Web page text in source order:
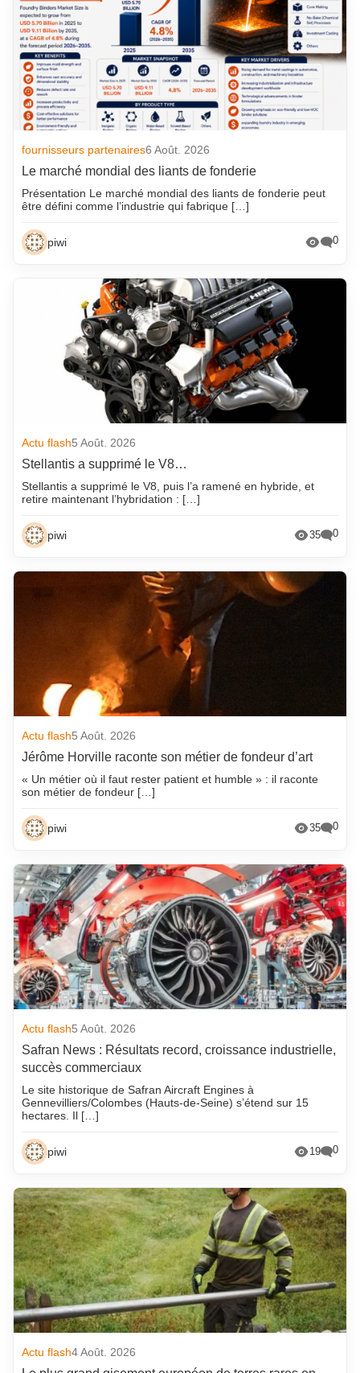
fournisseurs partenaires6 Août. 2026
Le marché mondial des liants de fonderie
Présentation Le marché mondial des liants de fonderie peut
être défini comme l’industrie qui fabrique […]
piwi 0
Actu flash5 Août. 2026
Stellantis a supprimé le V8…
Stellantis a supprimé le V8, puis l’a ramené en hybride, et
retire maintenant l’hybridation : […]
piwi 35 0
Actu flash5 Août. 2026
Jérôme Horville raconte son métier de fondeur d’art
« Un métier où il faut rester patient et humble » : il raconte
son métier de fondeur […]
piwi 35 0
Actu flash5 Août. 2026
Safran News : Résultats record, croissance industrielle,
succès commerciaux
Le site historique de Safran Aircraft Engines à
Gennevilliers/Colombes (Hauts-de-Seine) s’étend sur 15
hectares. Il […]
piwi 19 0
Actu flash4 Août. 2026